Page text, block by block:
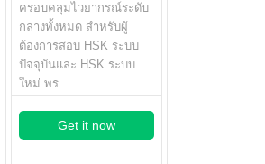
ครอบคลุมไวยากรณ์ระดับ
กลางทั้งหมด สำหรับผู้
ต้องการสอบ HSK ระบบ
ปัจจุบันและ HSK ระบบ
ใหม่ พร…
Get it now